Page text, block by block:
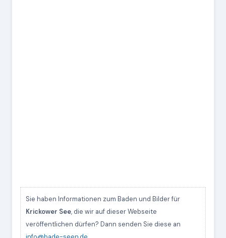
Sie haben Informationen zum Baden und Bilder für
Krickower See, die wir auf dieser Webseite
veröffentlichen dürfen? Dann senden Sie diese an